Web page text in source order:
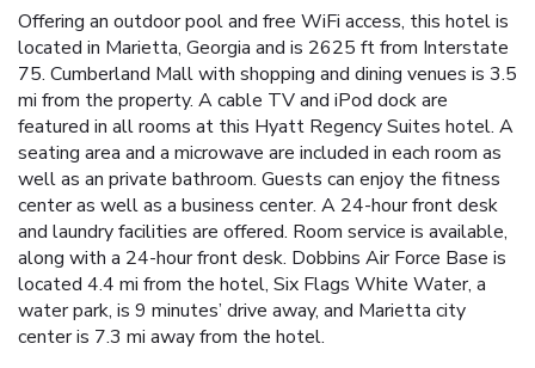
Offering an outdoor pool and free WiFi access, this hotel is
located in Marietta, Georgia and is 2625 ft from Interstate
75. Cumberland Mall with shopping and dining venues is 3.5
mi from the property. A cable TV and iPod dock are
featured in all rooms at this Hyatt Regency Suites hotel. A
seating area and a microwave are included in each room as
well as an private bathroom. Guests can enjoy the fitness
center as well as a business center. A 24-hour front desk
and laundry facilities are offered. Room service is available,
along with a 24-hour front desk. Dobbins Air Force Base is
located 4.4 mi from the hotel, Six Flags White Water, a
water park, is 9 minutes’ drive away, and Marietta city
center is 7.3 mi away from the hotel.